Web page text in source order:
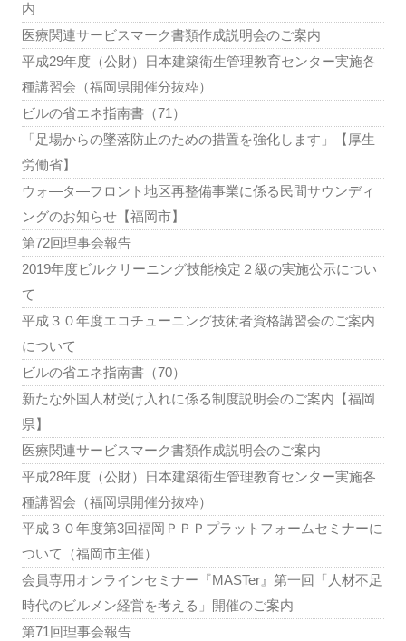
内
医療関連サービスマーク書類作成説明会のご案内
平成29年度（公財）日本建築衛生管理教育センター実施各
種講習会（福岡県開催分抜粋）
ビルの省エネ指南書（71）
「足場からの墜落防止のための措置を強化します」【厚生
労働省】
ウォ―タ―フロント地区再整備事業に係る民間サウンディ
ングのお知らせ【福岡市】
第72回理事会報告
2019年度ビルクリーニング技能検定２級の実施公示につい
て
平成３０年度エコチューニング技術者資格講習会のご案内
について
ビルの省エネ指南書（70）
新たな外国人材受け入れに係る制度説明会のご案内【福岡
県】
医療関連サービスマーク書類作成説明会のご案内
平成28年度（公財）日本建築衛生管理教育センター実施各
種講習会（福岡県開催分抜粋）
平成３０年度第3回福岡ＰＰＰプラットフォームセミナーに
ついて（福岡市主催）
会員専用オンラインセミナー『MASTer』第一回「人材不足
時代のビルメン経営を考える」開催のご案内
第71回理事会報告